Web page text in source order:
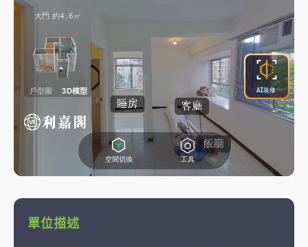
單位描述